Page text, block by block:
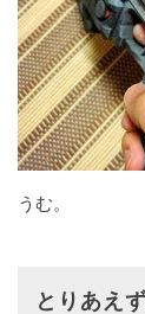
うむ。
とりあえ